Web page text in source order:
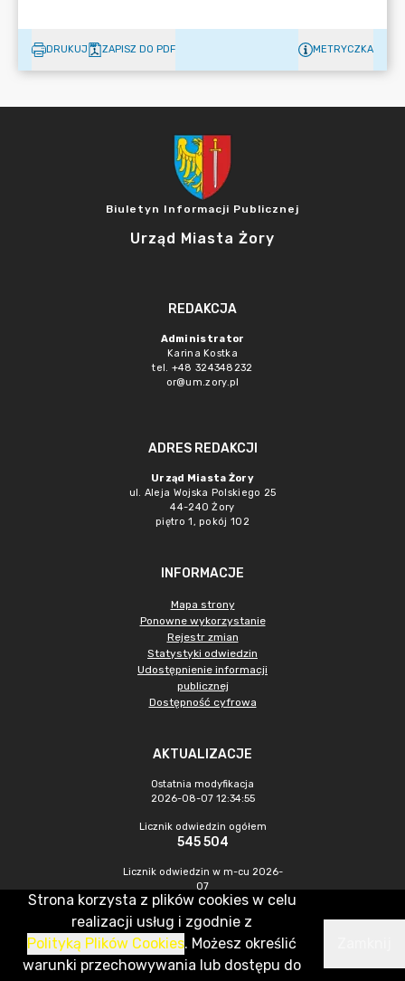
DRUKUJ ZAPISZ DO PDF METRYCZKA
Biuletyn Informacji Publicznej
Urząd Miasta Żory
REDAKCJA
Administrator
Karina Kostka
tel. +48 324348232
or@um.zory.pl
ADRES REDAKCJI
Urząd Miasta Żory
ul. Aleja Wojska Polskiego 25
44-240 Żory
piętro 1, pokój 102
INFORMACJE
Mapa strony
Ponowne wykorzystanie
Rejestr zmian
Statystyki odwiedzin
Udostępnienie informacji
publicznej
Dostępność cyfrowa
AKTUALIZACJE
Ostatnia modyfikacja
2026-08-07 12:34:55
Licznik odwiedzin ogółem
545 504
Licznik odwiedzin w m-cu 2026-
07
1 520
CMS & Hosting: Nefeni Sp. z o.o.
Strona korzysta z plików cookies w celu
realizacji usług i zgodnie z
Polityką Plików Cookies. Możesz określić
warunki przechowywania lub dostępu do